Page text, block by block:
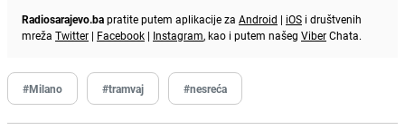
Radiosarajevo.bapratite putem aplikacije za Android | iOS i društvenih
mreža Twitter | Facebook | Instagram, kao i putem našeg ViberChata.
#Milano #tramvaj #nesreća